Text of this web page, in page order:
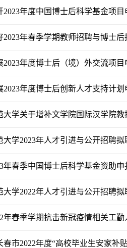
2023年度中国博士后科学基金项
2023年春季学期教师招聘与博士后
2023年度博士后（境）外交流项目
2023年度博士后创新人才支持计划
大学关于增补文学院国际汉学院
大学2023年人才引进与公开招聘拟
年春季中国博士后科学基金资助申
大学2022年人才引进与公开招聘拟
年春季学期抗击新冠疫情相关工
春市2022年度“高校毕业生安家补